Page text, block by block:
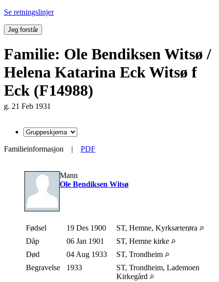
Se retningslinjer
Jeg forstår
Familie: Ole Bendiksen Witsø /
Helena Katarina Eck Witsø f
Eck (F14988)
g. 21 Feb 1931
Familieinformasjon | PDF
Mann
Ole Bendiksen Witsø
Fødsel 19 Des 1900
ST, Hemne, Kyrksæterøra
Dåp
06 Jan 1901
ST, Hemne kirke
Død
04 Aug 1933
ST, Trondheim
Begravelse
1933
ST, Trondheim, Lademoen
Kirkegård